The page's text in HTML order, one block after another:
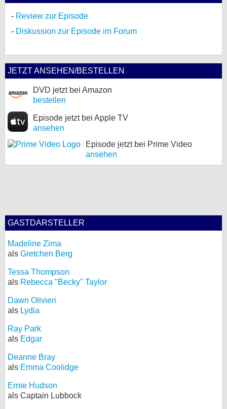
Review zur Episode
Diskussion zur Episode im Forum
JETZT ANSEHEN/BESTELLEN
DVD jetzt bei Amazon
bestellen
Episode jetzt bei Apple TV
ansehen
Episode jetzt bei Prime Video
ansehen
GASTDARSTELLER
Madeline Zima
als Gretchen Berg
Tessa Thompson
als Rebecca "Becky" Taylor
Dawn Olivieri
als Lydia
Ray Park
als Edgar
Deanne Bray
als Emma Coolidge
Ernie Hudson
als Captain Lubbock